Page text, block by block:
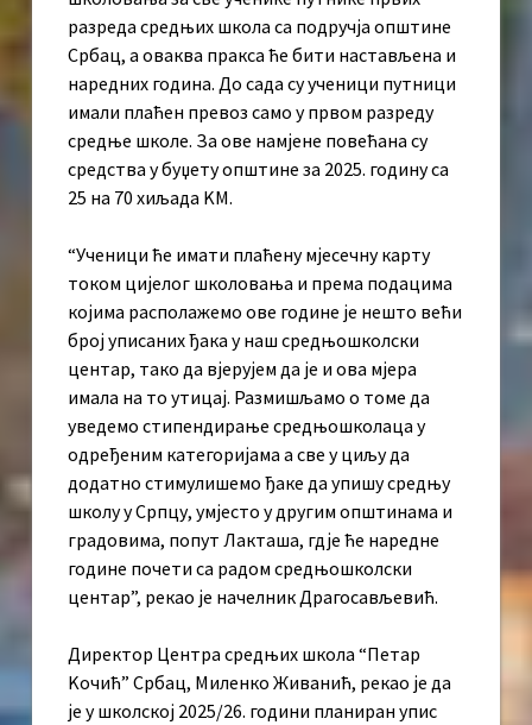
разреда средњих школа са подручја општине
Србац, а оваква пракса ће бити настављена и
наредних година. До сада су ученици путници
имали плаћен превоз само у првом разреду
средње школе. За ове намјене повећана су
средства у буџету општине за 2025. годину са
25 на 70 хиљада KМ.
“Ученици ће имати плаћену мјесечну карту
током цијелог школовања и према подацима
којима располажемо ове године је нешто већи
број уписаних ђака у наш средњошколски
центар, тако да вјерујем да је и ова мјера
имала на то утицај. Размишљамо о томе да
уведемо стипендирање средњошколаца у
одређеним категоријама а све у циљу да
додатно стимулишемо ђаке да упишу средњу
школу у Српцу, умјесто у другим општинама и
градовима, попут Лакташа, гдје ће наредне
године почети са радом средњошколски
центар”, рекао је начелник Драгосављевић.
Директор Центра средњих школа “Петар
Kочић” Србац, Миленко Живанић, рекао је да
је у школској 2025/26. години планиран упис